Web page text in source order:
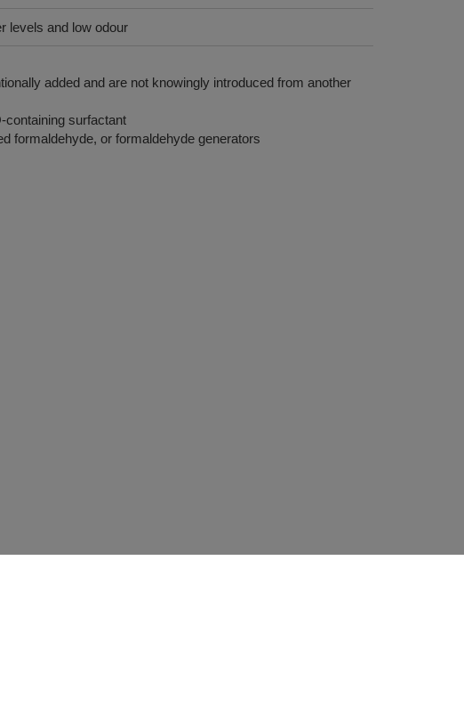
levels and low odour
added and are not knowingly introduced from another
containing surfactant
formaldehyde, or formaldehyde generators